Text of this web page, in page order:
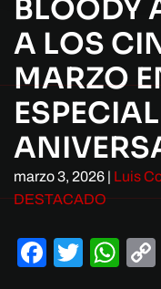
BLOODY
A LOS
MARZO
marzo 3, 2026 | Luis
DESTACADO